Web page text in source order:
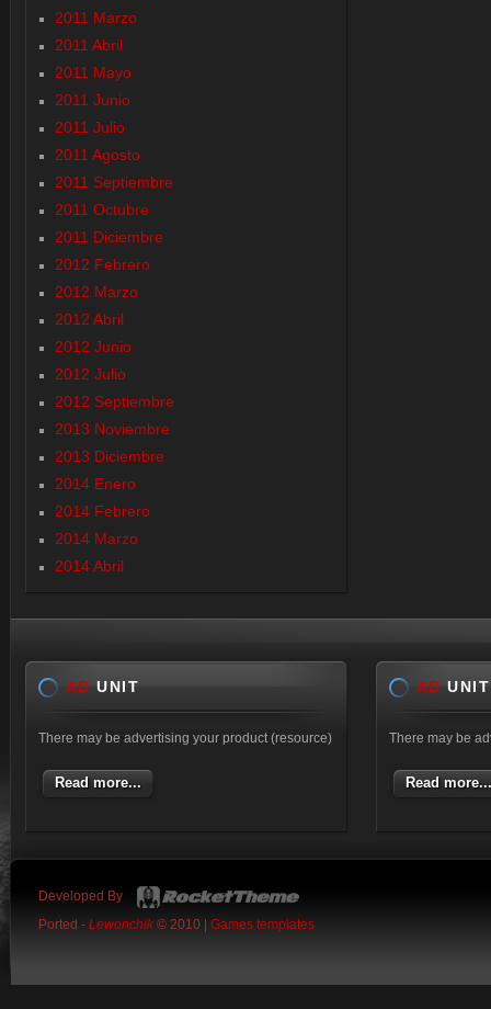
2011 Marzo
2011 Abril
2011 Mayo
2011 Junio
2011 Julio
2011 Agosto
2011 Septiembre
2011 Octubre
2011 Diciembre
2012 Febrero
2012 Marzo
2012 Abril
2012 Junio
2012 Julio
2012 Septiembre
2013 Noviembre
2013 Diciembre
2014 Enero
2014 Febrero
2014 Marzo
2014 Abril
AD UNIT
There may be advertising your product (resource)
Read more...
AD UNIT
There may be
Read more...
Developed By
Ported - Lewonchik © 2010 | Games templates